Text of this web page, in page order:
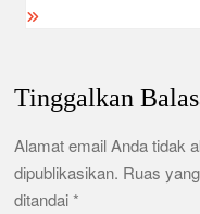
Tinggalkan
Alamat email Anda tidak
dipublikasikan. Ruas
ditandai*